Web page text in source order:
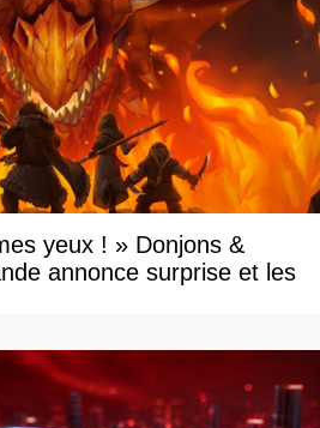
yeux ! » Donjons &
annonce surprise et les